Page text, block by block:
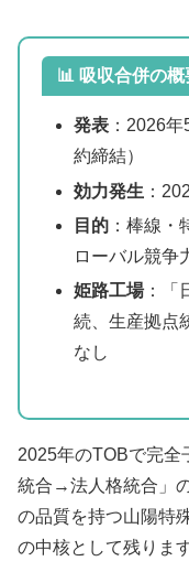
📊 吸収合併の概
発表 ：2026
約締結）
効力発生 ：
目的 ：棒線
ローバル競争
姫路工場：「
続、生産拠点
なし
2025年のTOBで完全
統合→法人格統合」
の品質を持つ山陽特
の中核として残ります